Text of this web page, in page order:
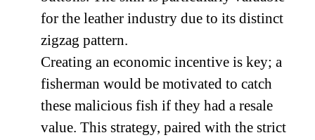
for the leather industry due to its distinct
zigzag pattern.
Creating an economic incentive is key; a
fisherman would be motivated to catch
these malicious fish if they had a resale
value. This strategy, paired with the strict